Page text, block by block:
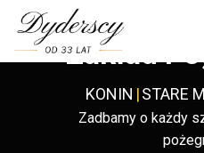
Zakład
KONIN |STARE
Zadbamy o każdy